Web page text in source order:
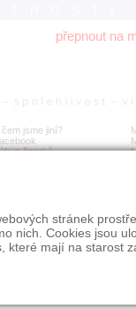
přepnout na
čem jsme jiní?
šperků
hutního
stránek
nich. Cookies jsou
které mají na starost